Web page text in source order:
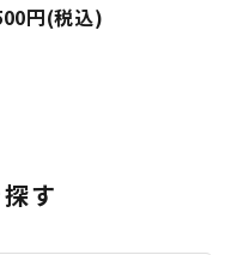
円(税込)
す